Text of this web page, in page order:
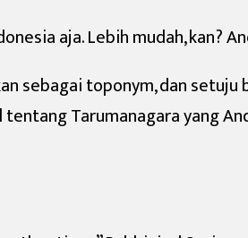
Dari
Wessing
1
aja. Lebih mudah, kan?
sebagai toponym, dan
Tarumanagara yang